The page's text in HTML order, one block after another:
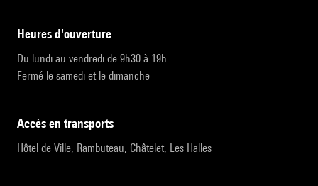
heures d'ouverture
Du lundi au vendredi de 9h30 à 19h
Fermé le samedi et le dimanche
accès en transports
Hôtel de Ville, Rambuteau, Châtelet, Les Halles